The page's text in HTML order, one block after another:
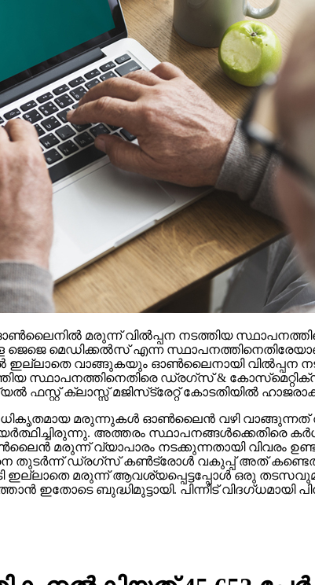
മരുന്ന് വില്‍പ്പന നടത്തിയ
ജെജെ മെഡിക്കല്‍സ് എന്ന
ഇല്ലാതെ വാങ്ങുകയും ഓണ്‍ലൈനായി വില്‍പ്പന
സ്ഥാപനത്തിനെതിരെ ഡ്രഗ്‌സ് &
ക്ലാസ്സ് മജിസ്‌ട്രേറ്റ് കോടതിയില്‍
മരുന്നുകള്‍ ഓണ്‍ലൈന്‍ വഴി
അത്തരം സ്ഥാപനങ്ങള്‍ക്കെതിരെ
മരുന്ന് വ്യാപാരം നടക്കുന്നതായി വിവരം
തുടര്‍ന്ന് ഡ്രഗ്‌സ് കണ്‍ട്രോള്‍ വകുപ്പ് അത്
ഇല്ലാതെ മരുന്ന് ആവശ്യപ്പെട്ടപ്പോള്‍ ഒരു
ഇതോടെ ബുദ്ധിമുട്ടായി. പിന്നീട്